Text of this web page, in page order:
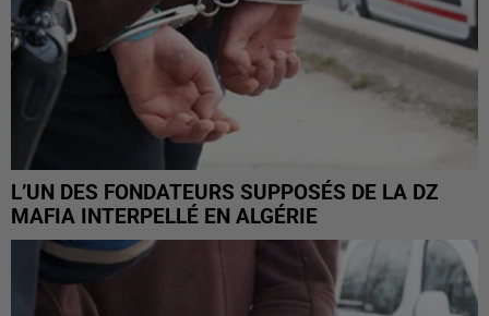
L’UN DES FONDATEURS SUPPOSÉS DE LA DZ
MAFIA INTERPELLÉ EN ALGÉRIE